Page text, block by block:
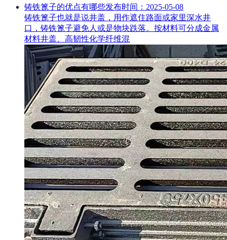
铸铁篦子的优点有哪些发布时间：2025-05-08
铸铁篦子也就是说井盖，用作遮住路面或家里深水井
口，铸铁篦子避免人或是物块跌落。按材料可分成金属
材料井盖、高韧性化学纤维混